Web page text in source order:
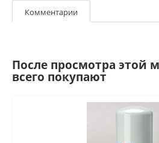
Комментарии
После просмотра этой
всего покупают